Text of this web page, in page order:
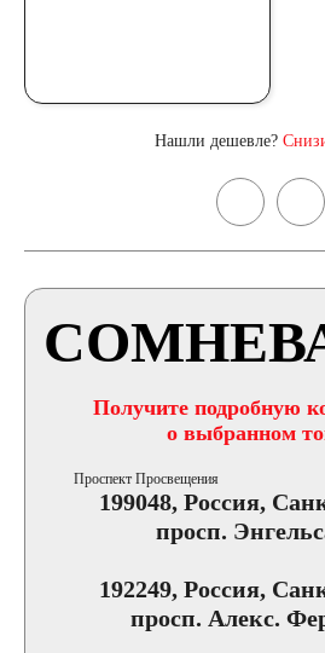
Нашли дешевле?
Получите подробную
о выбранном
Проспект Просвещения
199048, Россия,
просп.
192249, Россия,
просп. Алекс.